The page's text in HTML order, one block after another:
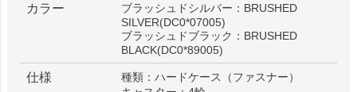
カラー
ブラッシュドシルバー：BRUSHED
SILVER(DC0*07005)
ブラッシュドブラック：BRUSHED
BLACK(DC0*89005)
仕様
種類：ハードケース（ファスナー）